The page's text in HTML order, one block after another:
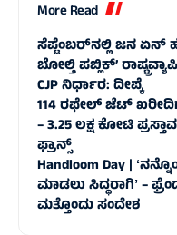
More Read
ಸೆಪ್ಟೆಂಬರ್‌ನಲ್ಲಿ ಜನ ಏನ್‌
ಬೋಲ್ತಿ ಪಬ್ಲಿಕ್’
CJP ನಿರ್ಧಾರ: ದೀಪ್ಕೆ
114 ರಫೇಲ್ ಜೆಟ್‌
– 3.25 ಲಕ್ಷ ಕೋಟಿ
ಫ್ರಾನ್ಸ್‌
Handloom Day |
ಮಾಡಲು ಸಿದ್ಧರಾಗಿʼ –
ಮತ್ತೊಂದು ಸಂದೇಶ